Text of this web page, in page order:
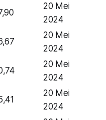
20 Mei
2024
20 Mei
2024
20 Mei
2024
20 Mei
2024